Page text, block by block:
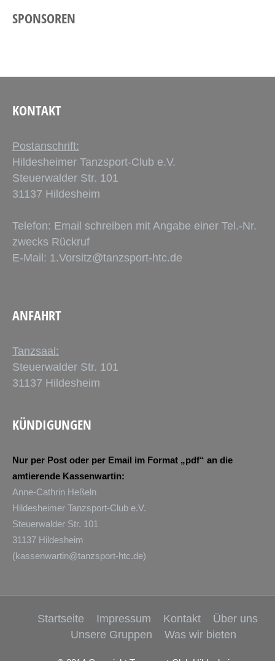
SPONSOREN
KONTAKT
Postanschrift:
Hildesheimer Tanzsport-Club e.V.
Steuerwalder Str. 101
31137 Hildesheim
Telefon: Email schreiben mit Angabe einer Tel.-Nr.
zwecks Rückruf
E-Mail: 1.Vorsitz@tanzsport-htc.de
ANFAHRT
Tanzsaal:
Steuerwalder Str. 101
31137 Hildesheim
KÜNDIGUNGEN
Nur per Post oder per Email im Format „pdf“ an die
amtierende Kassenwartin:
Anne-Cathrin Heßeln
Hildesheimer Tanzsport-Club e.V.
Steuerwalder Str. 101
31137 Hildesheim
(kassenwartin@tanzsport-htc.de)
Startseite Impressum Kontakt
Über uns
Unsere Gruppen
Was wir bieten